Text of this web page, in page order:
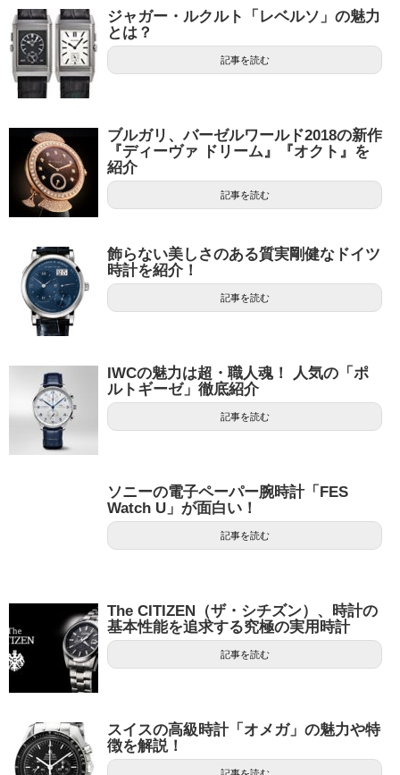
ジャガー・ルクルト「レベルソ」の魅力
とは？
記事を読む
ブルガリ、バーゼルワールド2018の新作
『ディーヴァ ドリーム』『オクト』を
紹介
記事を読む
飾らない美しさのある質実剛健なドイツ
時計を紹介！
記事を読む
IWCの魅力は超・職人魂！ 人気の「ポ
ルトギーゼ」徹底紹介
記事を読む
ソニーの電子ペーパー腕時計「FES
Watch U」が面白い！
記事を読む
The CITIZEN（ザ・シチズン）、時計の
基本性能を追求する究極の実用時計
記事を読む
スイスの高級時計「オメガ」の魅力や特
徴を解説！